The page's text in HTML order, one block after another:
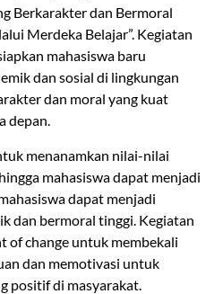
Berkarakter dan Bermoral
Merdeka Belajar”. Kegiatan
mahasiswa baru
dan sosial di lingkungan
dan moral yang kuat
depan.
menanamkan nilai-nilai
mahasiswa dapat menjadi
dapat menjadi
dan bermoral tinggi. Kegiatan
of change untuk membekali
dan memotivasi untuk
positif di masyarakat.